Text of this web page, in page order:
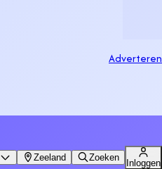
Adverteren
Zeeland Zoeken
Inloggen